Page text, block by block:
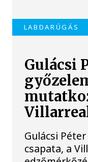
LABDARÚGÁS
Gulácsi
Gulácsi
csapata, a